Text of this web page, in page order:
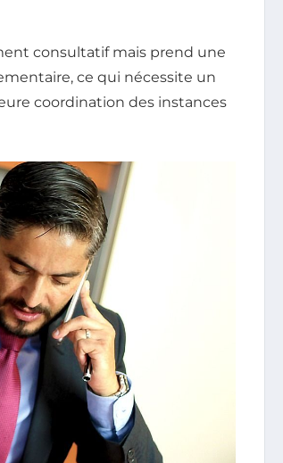
consultatif mais prend une
ce qui nécessite un
coordination des instances